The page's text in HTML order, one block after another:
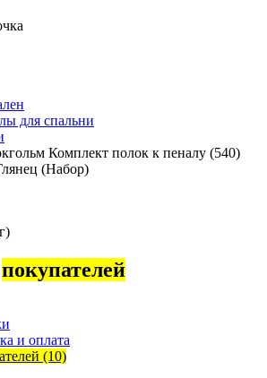
для спальни
Комплект полок к пеналу (540)
(Набор)
покупателей
и оплата
(10)